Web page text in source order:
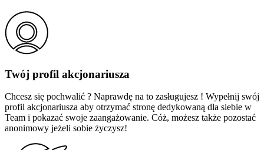
Twój profil akcjonariusza
Chcesz się pochwalić ? Naprawdę na to zasługujesz ! Wypełnij swój
profil akcjonariusza aby otrzymać stronę dedykowaną dla siebie w
Team i pokazać swoje zaangażowanie. Cóż, możesz także pozostać
anonimowy jeżeli sobie życzysz!